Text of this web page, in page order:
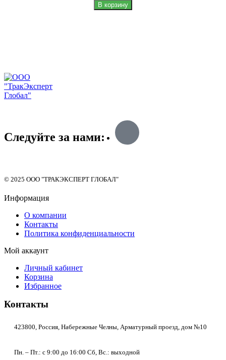
В корзину
Следуйте за нами:
© 2025 ООО "ТРАКЭКСПЕРТ ГЛОБАЛ"
Информация
О компании
Контакты
Политика конфиденциальности
Мой аккаунт
Личный кабинет
Корзина
Избранное
Контакты
423800, Россия, Набережные Челны, Арматурный проезд, дом №10
Пн. – Пт.: с 9:00 до 16:00 Сб, Вс.: выходной